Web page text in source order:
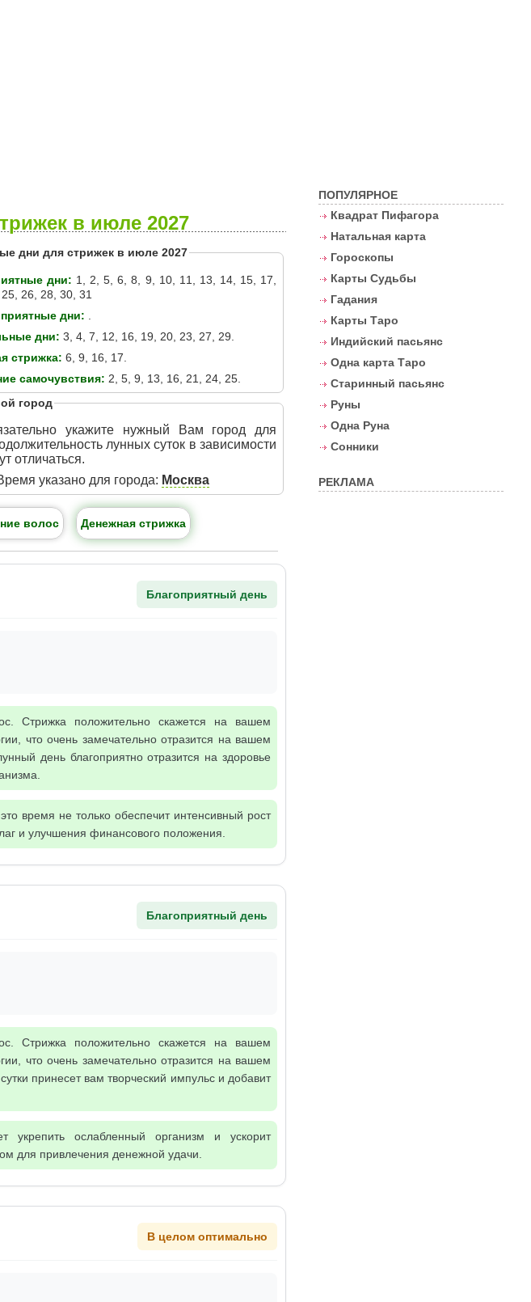
в июле 2027
дни для стрижек в июле 2027
дни: 1, 2, 5, 6, 8, 9, 10, 11, 13, 14, 15, 17,
26, 28, 30, 31
дни:
дни: 3, 4, 7, 12, 16, 19, 20, 23, 27, 29.
стрижка: 6, 9, 16, 17.
самочувствия: 2, 5, 9, 13, 16, 21, 24, 25.
город
укажите нужный Вам город для
лунных суток в зависимости
отличаться.
указано для города: Москва
волос Денежная стрижка
Благоприятный день
Стрижка положительно скажется на вашем
что очень замечательно отразится на вашем
день благоприятно отразится на здоровье
время не только обеспечит интенсивный рост
и улучшения финансового положения.
Благоприятный день
Стрижка положительно скажется на вашем
что очень замечательно отразится на вашем
принесет вам творческий импульс и добавит
ослабленный организм и ускорит
для привлечения денежной удачи.
В целом оптимально
ПОПУЛЯРНОЕ
Квадрат Пифагора
Натальная карта
Гороскопы
Карты Судьбы
Гадания
Карты Таро
Индийский пасьянс
Одна карта Таро
Старинный пасьянс
Руны
Одна Руна
Сонники
РЕКЛАМА